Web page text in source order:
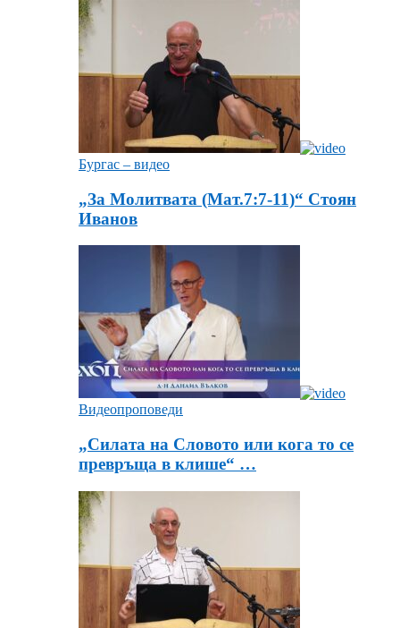
Бургас – видео
„За Молитвата (Мат.7:7-11)“ Стоян
Иванов
Видеопроповеди
„Силата на Словото или кога то се
превръща в клише“ …